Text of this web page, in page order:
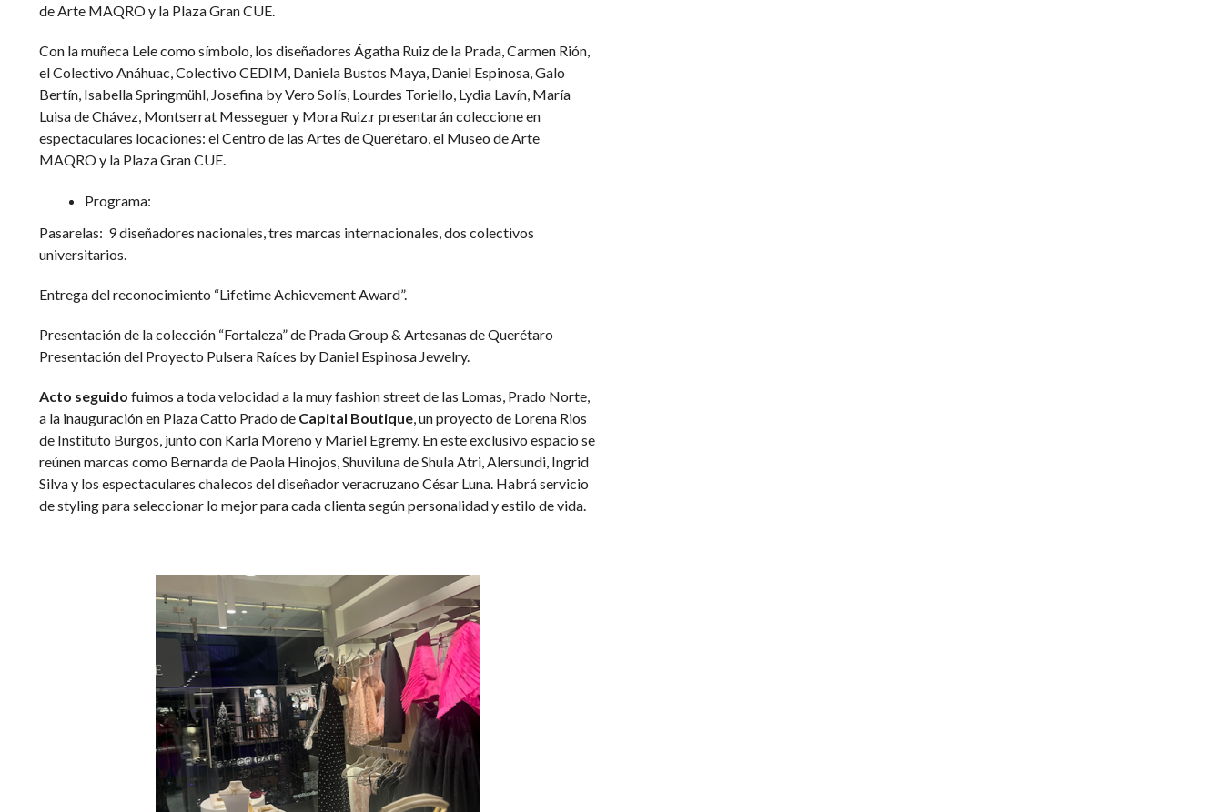
de Arte MAQRO y la Plaza Gran CUE.
Con la muñeca Lele como símbolo, los diseñadores Ágatha Ruiz de la Prada, Carmen Rión,
el Colectivo Anáhuac, Colectivo CEDIM, Daniela Bustos Maya, Daniel Espinosa, Galo
Bertín, Isabella Springmühl, Josefina by Vero Solís, Lourdes Toriello, Lydia Lavín, María
Luisa de Chávez, Montserrat Messeguer y Mora Ruiz.r presentarán coleccione en
espectaculares locaciones: el Centro de las Artes de Querétaro, el Museo de Arte
MAQRO y la Plaza Gran CUE.
Programa:
Pasarelas: 9 diseñadores nacionales, tres marcas internacionales, dos colectivos
universitarios.
Entrega del reconocimiento “Lifetime Achievement Award”.
Presentación de la colección “Fortaleza” de Prada Group & Artesanas de Querétaro
Presentación del Proyecto Pulsera Raíces by Daniel Espinosa Jewelry.
Acto seguido fuimos a toda velocidad a la muy fashion street de las Lomas, Prado Norte,
a la inauguración en Plaza Catto Prado deCapital Boutique, un proyecto de Lorena Rios
de Instituto Burgos, junto con Karla Moreno y Mariel Egremy. En este exclusivo espacio se
reúnen marcas como Bernarda de Paola Hinojos, Shuviluna de Shula Atri, Alersundi, Ingrid
Silva y los espectaculares chalecos del diseñador veracruzano César Luna. Habrá servicio
de styling para seleccionar lo mejor para cada clienta según personalidad y estilo de vida.